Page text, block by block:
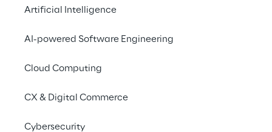
Artificial Intelligence
AI-powered Software Engineering
Cloud Computing
CX & Digital Commerce
Cybersecurity